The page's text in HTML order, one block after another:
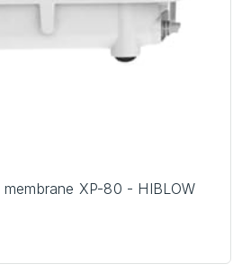
XP-80 - HIBLOW